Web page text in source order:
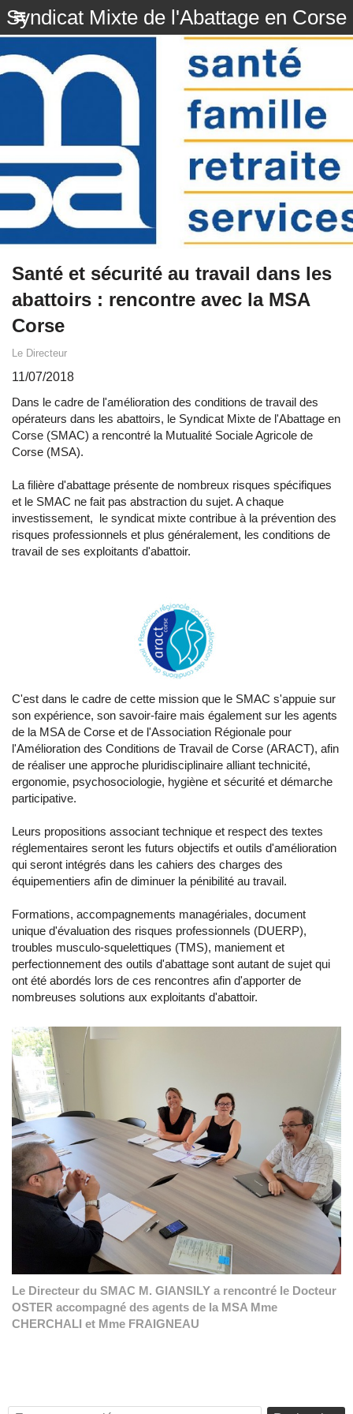
Syndicat Mixte de l'Abattage en Corse
Santé et sécurité au travail dans les
abattoirs : rencontre avec la MSA
Corse
Le Directeur
11/07/2018
Dans le cadre de l'amélioration des conditions de travail des
opérateurs dans les abattoirs, le Syndicat Mixte de l'Abattage en
Corse (SMAC) a rencontré la Mutualité Sociale Agricole de
Corse (MSA).
La filière d'abattage présente de nombreux risques spécifiques
et le SMAC ne fait pas abstraction du sujet. A chaque
investissement, le syndicat mixte contribue à la prévention des
risques professionnels et plus généralement, les conditions de
travail de ses exploitants d'abattoir.
C'est dans le cadre de cette mission que le SMAC s'appuie sur
son expérience, son savoir-faire mais également sur les agents
de la MSA de Corse et de l'Association Régionale pour
l'Amélioration des Conditions de Travail de Corse (ARACT), afin
de réaliser une approche pluridisciplinaire alliant technicité,
ergonomie, psychosociologie, hygiène et sécurité et démarche
participative.
Leurs propositions associant technique et respect des textes
réglementaires seront les futurs objectifs et outils d'amélioration
qui seront intégrés dans les cahiers des charges des
équipementiers afin de diminuer la pénibilité au travail.
Formations, accompagnements managériales, document
unique d'évaluation des risques professionnels (DUERP),
troubles musculo-squelettiques (TMS), maniement et
perfectionnement des outils d'abattage sont autant de sujet qui
ont été abordés lors de ces rencontres afin d'apporter de
nombreuses solutions aux exploitants d'abattoir.
Le Directeur du SMAC M. GIANSILY a rencontré le Docteur
OSTER accompagné des agents de la MSA Mme
CHERCHALI et Mme FRAIGNEAU